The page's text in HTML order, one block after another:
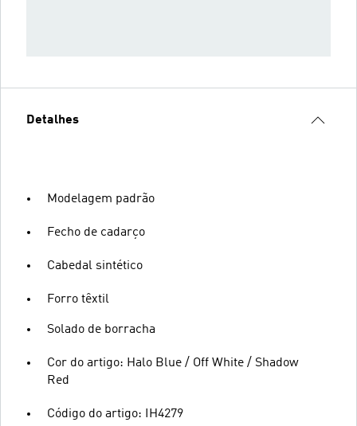
Detalhes
Modelagem padrão
Fecho de cadarço
Cabedal sintético
Forro têxtil
Solado de borracha
Cor do artigo: Halo Blue / Off White / Shadow
Red
Código do artigo: IH4279